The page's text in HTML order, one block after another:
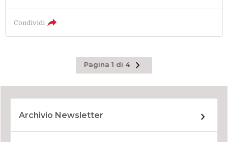
Condividi
Pagina 1 di 4
Pagina
successiva
Archivio Newsletter